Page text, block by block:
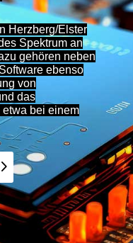
Herzberg/Elster
Spektrum an
gehören neben
ebenso
von
das
bei einem